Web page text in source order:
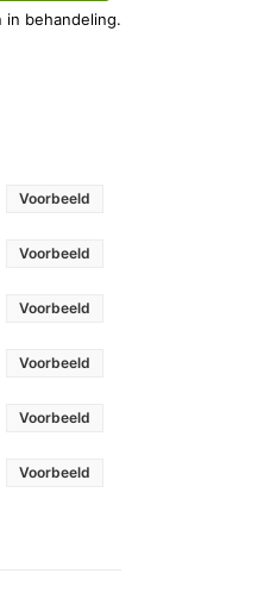
Voorbeeld
Voorbeeld
Voorbeeld
Voorbeeld
Voorbeeld
Voorbeeld